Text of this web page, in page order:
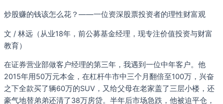
炒股赚的钱该怎么花？——一位资深股票投资者的理性财富观
文 / 林远（从业18年，前公募基金经理，现专注价值投资与财富
教育）
在证券营业部做客户经理的第三年，我遇到一位中年客户。他
2015年用50万元本金，在杠杆牛市中三个月翻倍至100万，兴奋
之下全款买了辆60万的SUV，又给父母在老家盖了三层小楼，还
豪气地替弟弟还清了38万房贷。半年后市场急跌，他被迫平仓，